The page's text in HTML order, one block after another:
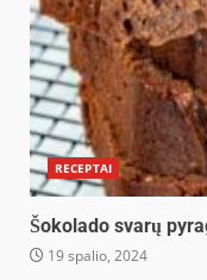
RECEPTAI
Šokolado svarų
19 spalio, 2024